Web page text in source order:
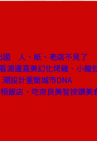
國 人、紙、老店不見了
邊直美幻化烤雞、小籠
設計重塑城市DNA
飯店、吃奈良美智按讚美